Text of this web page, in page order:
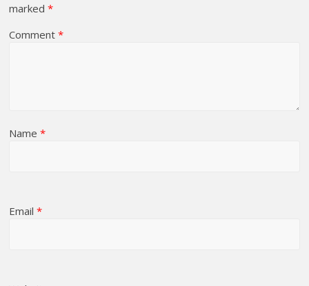
marked*
Comment*
Name*
Email*